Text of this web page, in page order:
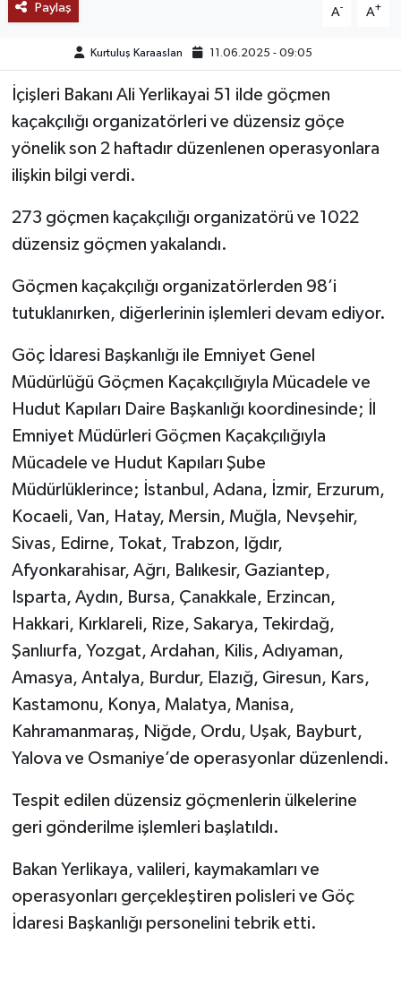
Paylaş A- A+
Kurtuluş Karaaslan 11.06.2025 - 09:05
İçişleri Bakanı Ali Yerlikayai 51 ilde göçmen
kaçakçılığı organizatörleri ve düzensiz göçe
yönelik son 2 haftadır düzenlenen operasyonlara
ilişkin bilgi verdi.
273 göçmen kaçakçılığı organizatörü ve 1022
düzensiz göçmen yakalandı.
Göçmen kaçakçılığı organizatörlerden 98’i
tutuklanırken, diğerlerinin işlemleri devam ediyor.
Göç İdaresi Başkanlığı ile Emniyet Genel
Müdürlüğü Göçmen Kaçakçılığıyla Mücadele ve
Hudut Kapıları Daire Başkanlığı koordinesinde; İl
Emniyet Müdürleri Göçmen Kaçakçılığıyla
Mücadele ve Hudut Kapıları Şube
Müdürlüklerince; İstanbul, Adana, İzmir, Erzurum,
Kocaeli, Van, Hatay, Mersin, Muğla, Nevşehir,
Sivas, Edirne, Tokat, Trabzon, Iğdır,
Afyonkarahisar, Ağrı, Balıkesir, Gaziantep,
Isparta, Aydın, Bursa, Çanakkale, Erzincan,
Hakkari, Kırklareli, Rize, Sakarya, Tekirdağ,
Şanlıurfa, Yozgat, Ardahan, Kilis, Adıyaman,
Amasya, Antalya, Burdur, Elazığ, Giresun, Kars,
Kastamonu, Konya, Malatya, Manisa,
Kahramanmaraş, Niğde, Ordu, Uşak, Bayburt,
Yalova ve Osmaniye’de operasyonlar düzenlendi.
Tespit edilen düzensiz göçmenlerin ülkelerine
geri gönderilme işlemleri başlatıldı.
Bakan Yerlikaya, valileri, kaymakamları ve
operasyonları gerçekleştiren polisleri ve Göç
İdaresi Başkanlığı personelini tebrik etti.
DÜNYA
TREND
MEDYA
OTOMOTİV
YAŞAM
KÜLTÜR SANAT